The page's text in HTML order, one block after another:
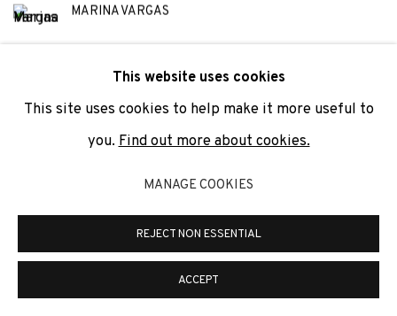
MARINA VARGAS
JOIN OUR MAILING LIST
First name *
This website uses cookies
This site uses cookies to help make it more useful to
you. Find out more about cookies.
MANAGE COOKIES
REJECT NON ESSENTIAL
ACCEPT